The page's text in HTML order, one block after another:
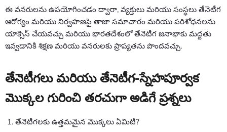
ఈ వనరులను ఉపయోగించడం ద్వారా, వ్యక్తులు మరియు సంస్థలు తేనెటీగ
ఆరోగ్యం మరియు నిర్వహణపై తాజా సమాచారం మరియు పరిశోధనలను
యాక్సెస్ చేయవచ్చు మరియు భారతదేశంలో తేనెటీగ జనాభాకు మద్దతు
ఇవ్వడానికి శిక్షణ మరియు వనరులకు ప్రాప్యతను పొందవచ్చు.
తేనెటీగలు మరియు తేనెటీగ-స్నేహపూర్వక
మొక్కల గురించి తరచుగా అడిగే ప్రశ్నలు
తేనెటీగలకు ఉత్తమమైన మొక్కలు ఏమిటి?